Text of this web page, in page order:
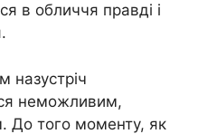
в обличчя правді і
назустріч
неможливим,
До того моменту, як